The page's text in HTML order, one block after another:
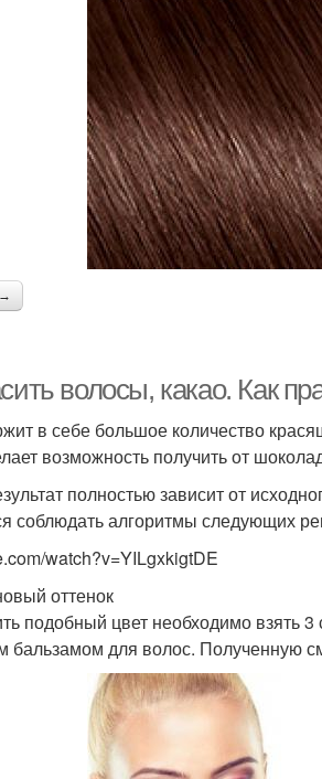
волосы, какао. Как
в себе большое количество
возможность получить от
полностью зависит от
соблюдать алгоритмы следующих
watch?v=YILgxkigtDE
оттенок
подобный цвет необходимо взять
для волос. Полученную